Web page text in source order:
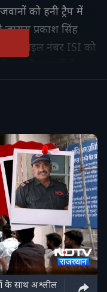
को हनी ट्रैप में
प्रकाश सिंह
के मोबाइल नंबर ISI को
से पाकिस्तानी
बातचीत के दौरान
के साथ अश्लील